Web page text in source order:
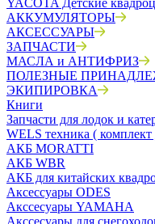
YACOTA Детские
АККУМУЛЯТОРЫ
АКСЕССУАРЫ
ЗАПЧАСТИ
МАСЛА и АНТИФРИЗ
ПОЛЕЗНЫЕ
ЭКИПИРОВКА
Книги
Запчасти для лодок и
WELS техника ( комплект
АКБ MORATTI
АКБ WBR
АКБ для китайских
Аксессуары ODES
Акссесуары YAMAHA
Акссесуары для